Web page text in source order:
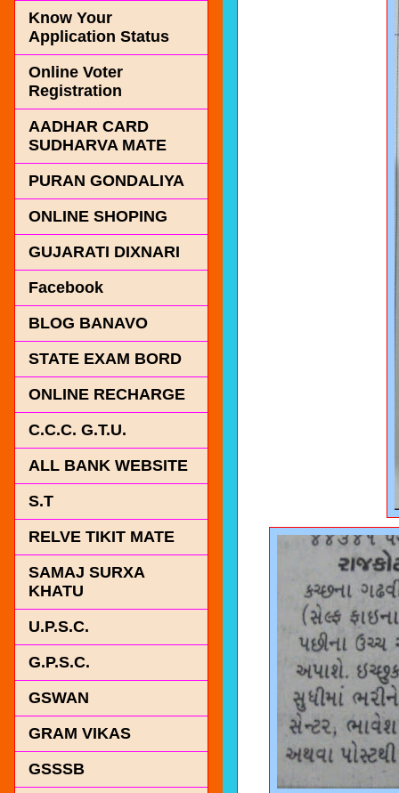
Know Your
Application Status
Online Voter
Registration
AADHAR CARD
SUDHARVA MATE
PURAN GONDALIYA
ONLINE SHOPING
GUJARATI DIXNARI
Facebook
BLOG BANAVO
STATE EXAM BORD
ONLINE RECHARGE
C.C.C. G.T.U.
ALL BANK WEBSITE
S.T
RELVE TIKIT MATE
SAMAJ SURXA
KHATU
U.P.S.C.
G.P.S.C.
GSWAN
GRAM VIKAS
GSSSB